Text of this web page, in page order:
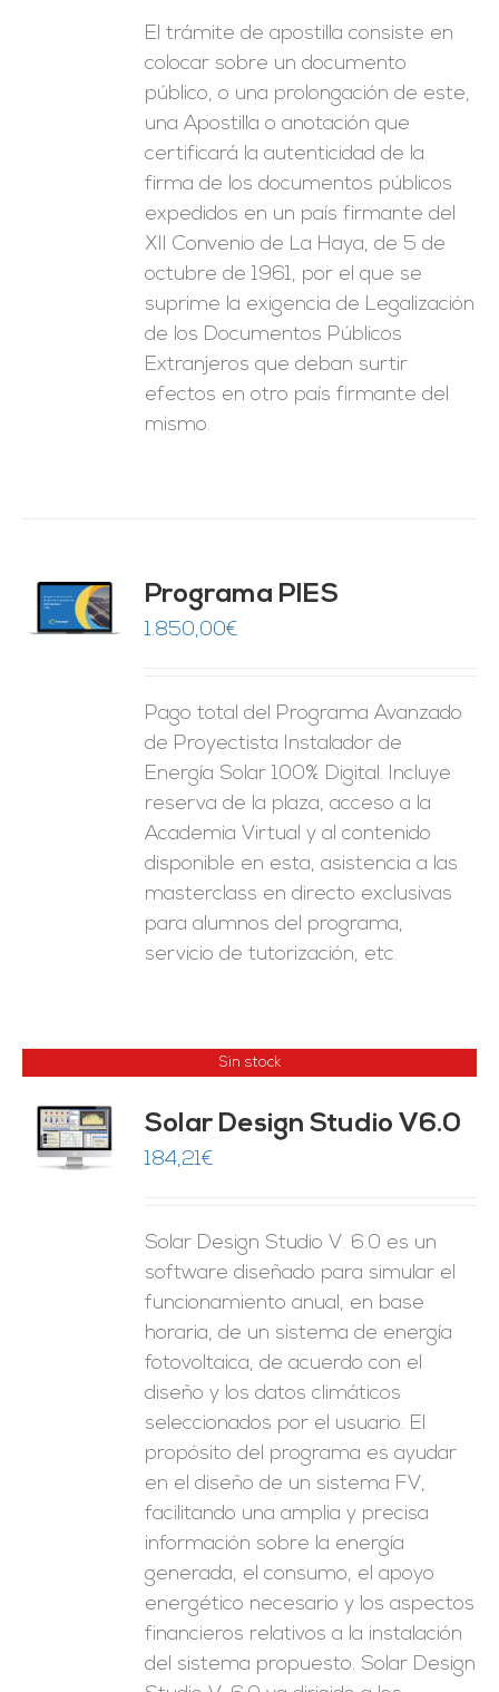
El trámite de apostilla consiste en
colocar sobre un documento
público, o una prolongación de este,
una Apostilla o anotación que
certificará la autenticidad de la
firma de los documentos públicos
expedidos en un país firmante del
XII Convenio de La Haya, de 5 de
octubre de 1961, por el que se
suprime la exigencia de Legalización
de los Documentos Públicos
Extranjeros que deban surtir
efectos en otro país firmante del
mismo.
Programa PIES
1.850,00€
Pago total del Programa Avanzado
de Proyectista Instalador de
Energía Solar 100% Digital. Incluye
reserva de la plaza, acceso a la
Academia Virtual y al contenido
disponible en esta, asistencia a las
masterclass en directo exclusivas
para alumnos del programa,
servicio de tutorización, etc.
Sin stock
Solar Design Studio V6.0
184,21€
Solar Design Studio V. 6.0 es un
software diseñado para simular el
funcionamiento anual, en base
horaria, de un sistema de energía
fotovoltaica, de acuerdo con el
diseño y los datos climáticos
seleccionados por el usuario. El
propósito del programa es ayudar
en el diseño de un sistema FV,
facilitando una amplia y precisa
información sobre la energía
generada, el consumo, el apoyo
energético necesario y los aspectos
financieros relativos a la instalación
del sistema propuesto. Solar Design